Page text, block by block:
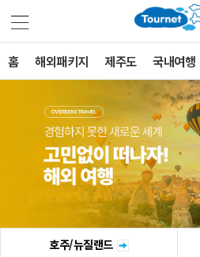
홈 해외패키지 제주도 국내여행
호주/뉴질랜드